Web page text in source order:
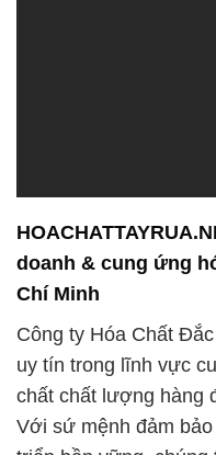
doanh & cung ứng
Chí Minh
Công ty Hóa Chất
uy tín trong lĩnh vực
chất chất lượng hàng
Với sứ mệnh đảm